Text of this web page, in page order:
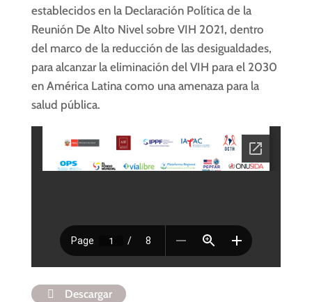
establecidos en la Declaración Política de la
Reunión De Alto Nivel sobre VIH 2021, dentro
del marco de la reducción de las desigualdades,
para alcanzar la eliminación del VIH para el 2030
en América Latina como una amenaza para la
salud pública.
Descargar